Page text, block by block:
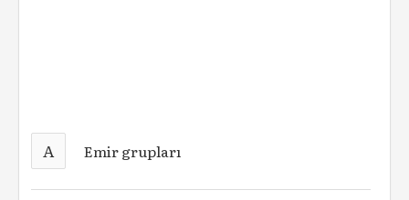
A Emir grupları